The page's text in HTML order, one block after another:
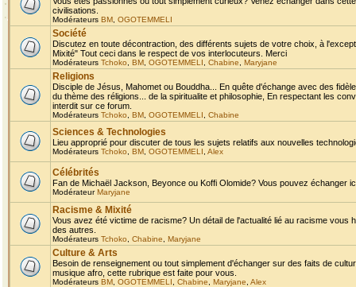
civilisations.
Modérateurs BM OGOTEMMELI
Société
Discutez en toute décontraction, des différents sujets de votre choix, à
Mixité" Tout ceci dans le respect de vos interlocuteurs. Merci
Modérateurs Tchoko BM OGOTEMMELI Chabine Maryjane
Religions
Disciple de Jésus, Mahomet ou Bouddha... En quête d'échange avec des
du thème des réligions... de la spiritualite et philosophie, En respectant les
interdit sur ce forum.
Modérateurs Tchoko BM OGOTEMMELI Chabine
Sciences & Technologies
Lieu approprié pour discuter de tous les sujets relatifs aux nouvelles
Modérateurs Tchoko BM OGOTEMMELI Alex
Célébrités
Fan de Michaël Jackson, Beyonce ou Koffi Olomide? Vous pouvez échanger
ModérateurMaryjane
Racisme & Mixité
Vous avez été victime de racisme? Un détail de l'actualité lié au racisme
des autres.
Modérateurs Tchoko Chabine Maryjane
Culture & Arts
Besoin de renseignement ou tout simplement d'échanger sur des faits de
musique afro, cette rubrique est faite pour vous.
Modérateurs BM OGOTEMMELI Chabine Maryjane Alex